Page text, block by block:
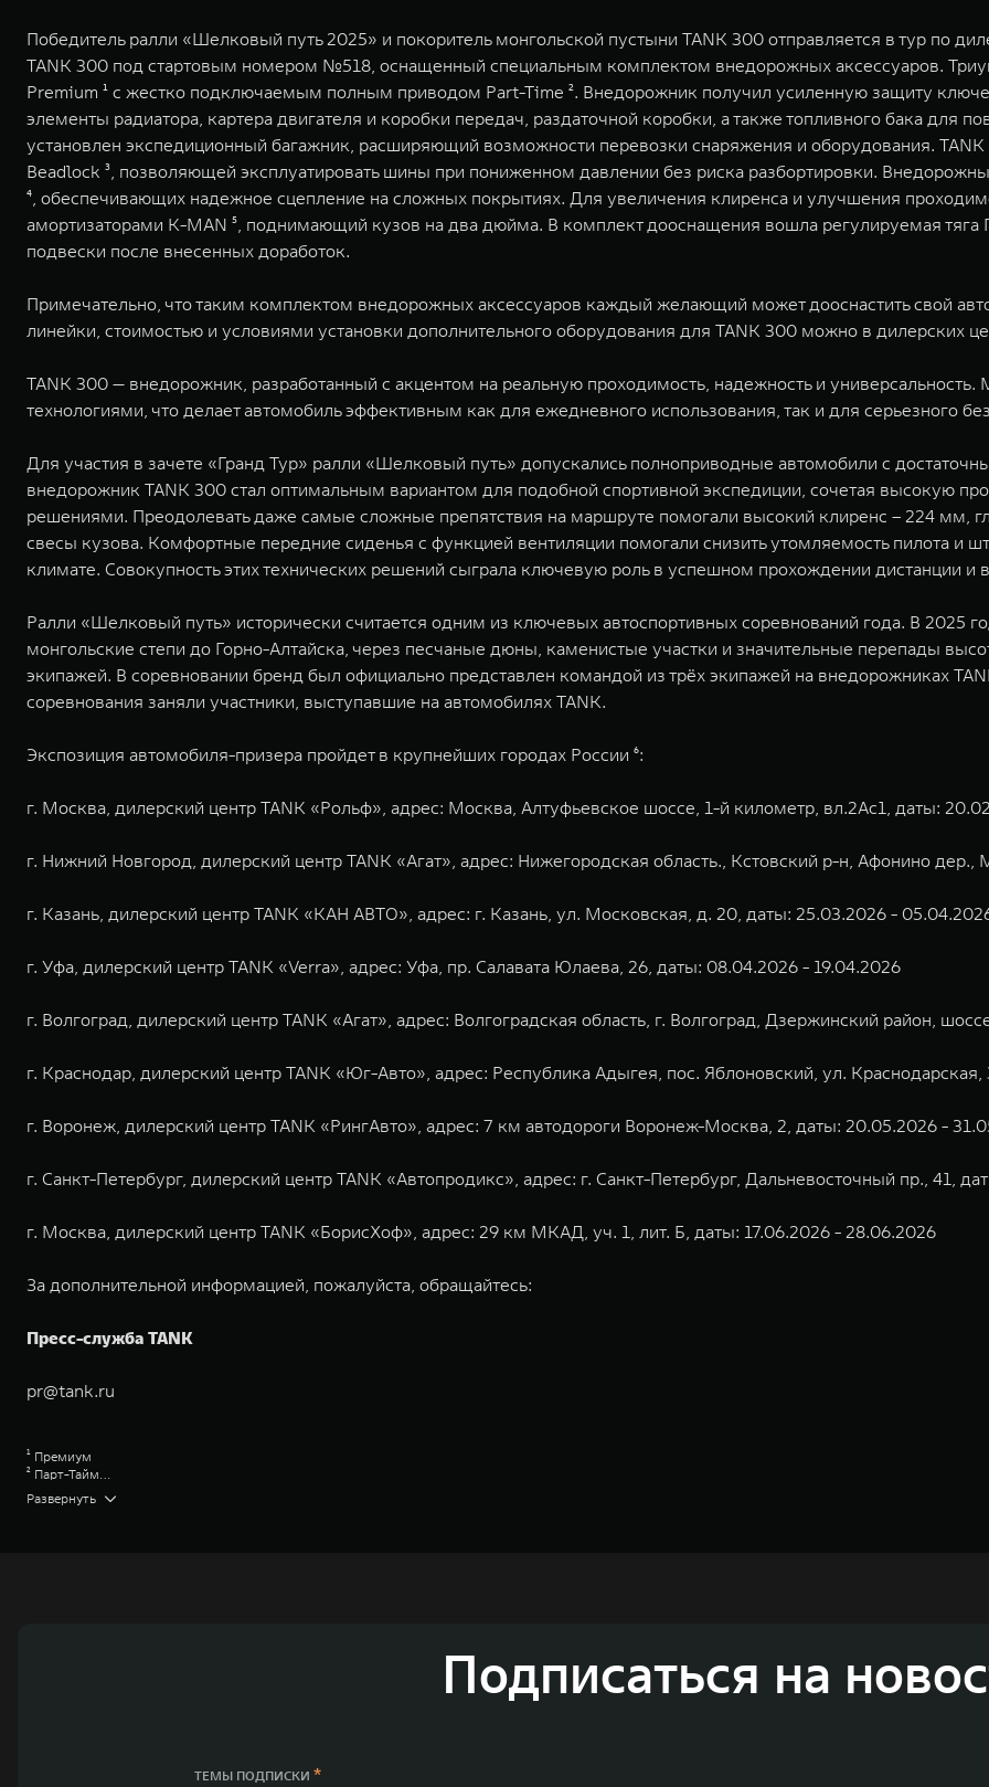
Победитель ралли «Шелковый путь 2025» и покоритель монгольской пустыни TANK 300 отправляется в тур по
TANK 300 под стартовым номером №518, оснащенный специальным комплектом внедорожных аксессуаров.
Premium ¹ с жестко подключаемым полным приводом Part-Time ². Внедорожник получил усиленную защиту
элементы радиатора, картера двигателя и коробки передач, раздаточной коробки, а также топливного бака для
установлен экспедиционный багажник, расширяющий возможности перевозки снаряжения и оборудования.
Beadlock ³, позволяющей эксплуатировать шины при пониженном давлении без риска разбортировки.
⁴, обеспечивающих надежное сцепление на сложных покрытиях. Для увеличения клиренса и улучшения
амортизаторами K-MAN ⁵, поднимающий кузов на два дюйма. В комплект дооснащения вошла регулируемая тяга
подвески после внесенных доработок.
Примечательно, что таким комплектом внедорожных аксессуаров каждый желающий может дооснастить свой
линейки, стоимостью и условиями установки дополнительного оборудования для TANK 300 можно в дилерских
TANK 300 — внедорожник, разработанный с акцентом на реальную проходимость, надежность и
технологиями, что делает автомобиль эффективным как для ежедневного использования, так и для серьезного
Для участия в зачете «Гранд Тур» ралли «Шелковый путь» допускались полноприводные автомобили с
внедорожник TANK 300 стал оптимальным вариантом для подобной спортивной экспедиции, сочетая высокую
решениями. Преодолевать даже самые сложные препятствия на маршруте помогали высокий клиренс – 224 мм,
свесы кузова. Комфортные передние сиденья с функцией вентиляции помогали снизить утомляемость пилота и
климате. Совокупность этих технических решений сыграла ключевую роль в успешном прохождении дистанции и
Ралли «Шелковый путь» исторически считается одним из ключевых автоспортивных соревнований года. В 2025
монгольские степи до Горно-Алтайска, через песчаные дюны, каменистые участки и значительные перепады
экипажей. В соревновании бренд был официально представлен командой из трёх экипажей на внедорожниках
соревнования заняли участники, выступавшие на автомобилях TANK.
Экспозиция автомобиля-призера пройдет в крупнейших городах России ⁶:
г. Москва, дилерский центр TANK «Рольф», адрес: Москва, Алтуфьевское шоссе, 1-й километр, вл.2Ас1, даты:
г. Нижний Новгород, дилерский центр TANK «Агат», адрес: Нижегородская область., Кстовский р-н, Афонино
г. Казань, дилерский центр TANK «КАН АВТО», адрес: г. Казань, ул. Московская, д. 20, даты: 25.03.2026 -
г. Уфа, дилерский центр TANK «Verra», адрес: Уфа, пр. Салавата Юлаева, 26, даты: 08.04.2026 - 19.04.2026
г. Волгоград, дилерский центр TANK «Агат», адрес: Волгоградская область, г. Волгоград, Дзержинский район,
г. Краснодар, дилерский центр TANK «Юг-Авто», адрес: Республика Адыгея, пос. Яблоновский, ул.
г. Воронеж, дилерский центр TANK «РингАвто», адрес: 7 км автодороги Воронеж-Москва, 2, даты: 20.05.2026 -
г. Санкт-Петербург, дилерский центр TANK «Автопродикс», адрес: г. Санкт-Петербург, Дальневосточный пр., 41,
г. Москва, дилерский центр TANK «БорисХоф», адрес: 29 км МКАД, уч. 1, лит. Б, даты: 17.06.2026 - 28.06.2026
За дополнительной информацией, пожалуйста, обращайтесь:
Пресс-служба TANK
pr@tank.ru
¹ Премиум
² Парт-Тайм
³ Бедлок
⁴ БФ Гудрич Олл Террейн
Great Wall Motor Company Limited (GWM) — глобальный производитель внедорожников, кроссоверов и пикапов, специализирующийся на
зарегистрирована на Гонконгской и Шанхайской фондовых биржах в 2003 и 2011 годах соответственно. Сфера деятельности концерна GWM включает
Развернуть
Подписаться на
ТЕМЫ ПОДПИСКИ *